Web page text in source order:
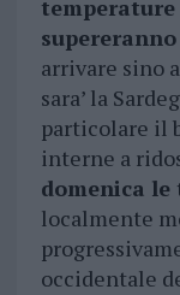
supereranno
arrivare sino
sara’ la
particolare il
interne a
domenica le
localmente
occidentale